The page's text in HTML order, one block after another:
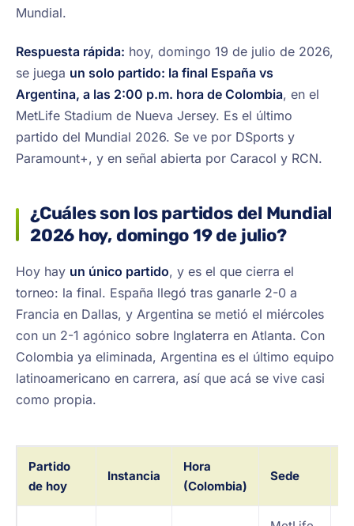
Mundial.
Respuesta rápida: hoy, domingo 19 de julio de 2026,
se juega un solo partido: la final España vs
Argentina, a las 2:00 p.m. hora de Colombia, en el
MetLife Stadium de Nueva Jersey. Es el último
partido del Mundial 2026. Se ve por DSports y
Paramount+, y en señal abierta por Caracol y RCN.
¿Cuáles son los partidos del Mundial
2026 hoy, domingo 19 de julio?
Hoy hay un único partido, y es el que cierra el
torneo: la final. España llegó tras ganarle 2-0 a
Francia en Dallas, y Argentina se metió el miércoles
con un 2-1 agónico sobre Inglaterra en Atlanta. Con
Colombia ya eliminada, Argentina es el último equipo
latinoamericano en carrera, así que acá se vive casi
como propia.
Partido
de hoy
Instancia
Hora
(Colombia)
Sede